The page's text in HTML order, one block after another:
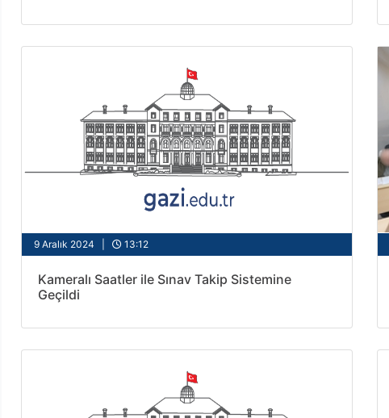
9 Aralık 2024 | 13:12
Kameralı Saatler ile Sınav Takip Sistemine
Geçildi